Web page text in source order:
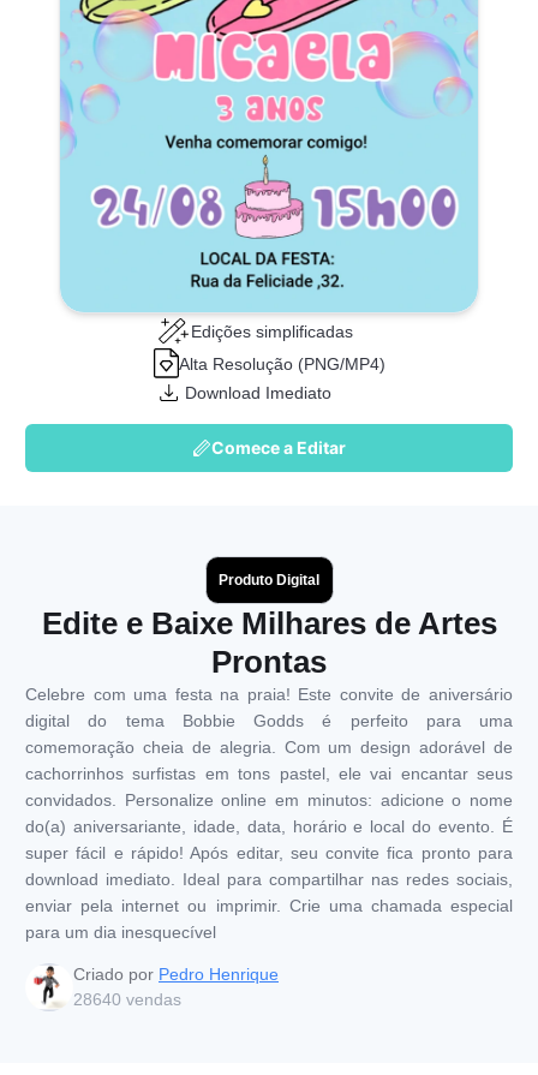
Edições simplificadas
Alta Resolução (PNG/MP4)
Download Imediato
Comece a Editar
Produto Digital
Edite e Baixe Milhares de Artes
Prontas
Celebre com uma festa na praia! Este convite de aniversário
digital do tema Bobbie Godds é perfeito para uma
comemoração cheia de alegria. Com um design adorável de
cachorrinhos surfistas em tons pastel, ele vai encantar seus
convidados. Personalize online em minutos: adicione o nome
do(a) aniversariante, idade, data, horário e local do evento. É
super fácil e rápido! Após editar, seu convite fica pronto para
download imediato. Ideal para compartilhar nas redes sociais,
enviar pela internet ou imprimir. Crie uma chamada especial
para um dia inesquecível
Criado por Pedro Henrique
28640 vendas